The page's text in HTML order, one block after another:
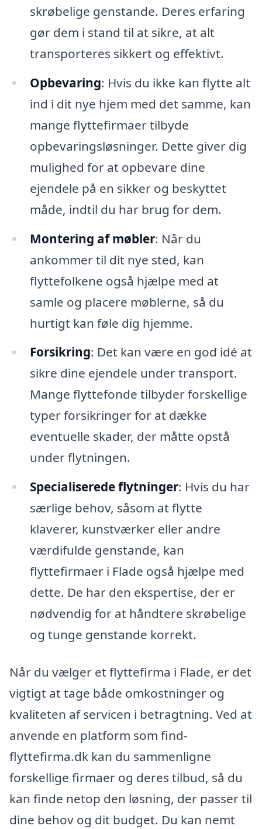
skrøbelige genstande. Deres erfaring
gør dem i stand til at sikre, at alt
transporteres sikkert og effektivt.
Opbevaring: Hvis du ikke kan flytte alt
ind i dit nye hjem med det samme, kan
mange flyttefirmaer tilbyde
opbevaringsløsninger. Dette giver dig
mulighed for at opbevare dine
ejendele på en sikker og beskyttet
måde, indtil du har brug for dem.
Montering af møbler: Når du
ankommer til dit nye sted, kan
flyttefolkene også hjælpe med at
samle og placere møblerne, så du
hurtigt kan føle dig hjemme.
Forsikring: Det kan være en god idé at
sikre dine ejendele under transport.
Mange flyttefonde tilbyder forskellige
typer forsikringer for at dække
eventuelle skader, der måtte opstå
under flytningen.
Specialiserede flytninger: Hvis du har
særlige behov, såsom at flytte
klaverer, kunstværker eller andre
værdifulde genstande, kan
flyttefirmaer i Flade også hjælpe med
dette. De har den ekspertise, der er
nødvendig for at håndtere skrøbelige
og tunge genstande korrekt.
Når du vælger et flyttefirma i Flade, er det
vigtigt at tage både omkostninger og
kvaliteten af servicen i betragtning. Ved at
anvende en platform som find-
flyttefirma.dk kan du sammenligne
forskellige firmaer og deres tilbud, så du
kan finde netop den løsning, der passer til
dine behov og dit budget. Du kan nemt